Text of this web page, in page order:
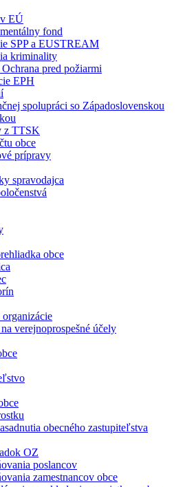
EÚ
fond
SPP a EUSTREAM
kriminality
pred požiarmi
EPH
spolupráci so Západoslovenskou
z TTSK
obce
prípravy
spravodajca
obce
verejnoprospešné účely
obecného zastupiteľstva
OZ
poslancov
zamestnancov obce